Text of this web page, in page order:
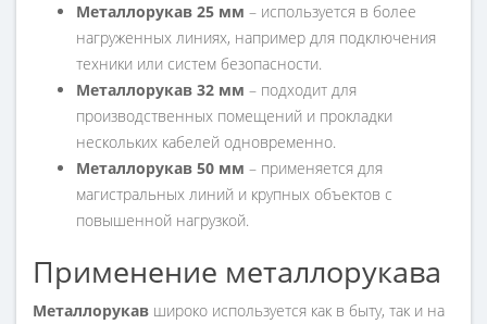
Металлорукав 25 мм – используется в более
нагруженных линиях, например для подключения
техники или систем безопасности.
Металлорукав 32 мм – подходит для
производственных помещений и прокладки
нескольких кабелей одновременно.
Металлорукав 50 мм – применяется для
магистральных линий и крупных объектов с
повышенной нагрузкой.
Применение металлорукава
Металлорукав широко используется как в быту, так и на